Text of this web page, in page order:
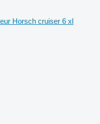
Horsch cruiser 6 xl